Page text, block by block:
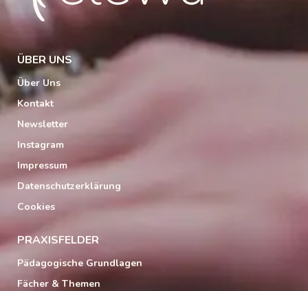
ÜBER UNS
Über Uns
Kontakt
Newsletter
Instagram
Impressum
Datenschutzerklärung
Cookies
PRAXISFELDER
Pädagogische Grundlagen
Fächer & Themen